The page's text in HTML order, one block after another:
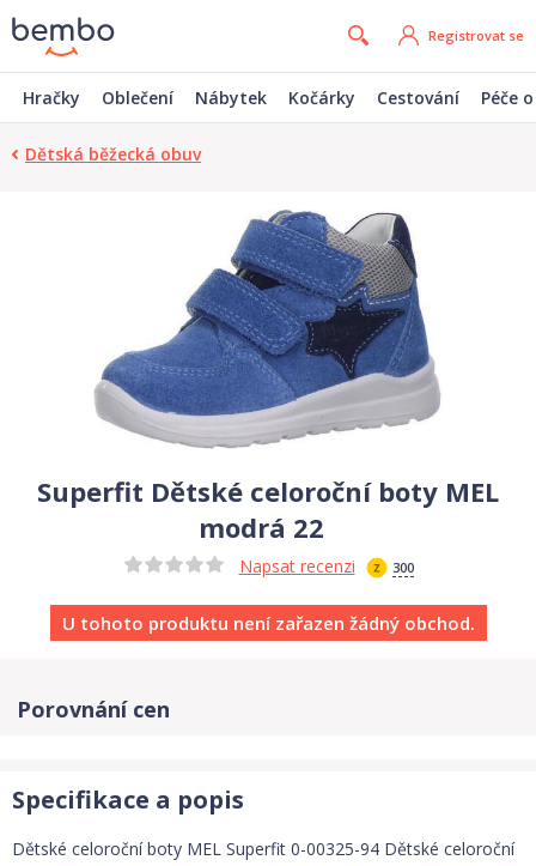
Registrovat se
Hračky Oblečení Nábytek Kočárky Cestování Péče
Dětská běžecká obuv
Superfit Dětské celoroční boty MEL
modrá 22
Napsat recenzi 300
U tohoto produktu není zařazen žádný obchod.
Porovnání cen
Specifikace a popis
Dětské celoroční boty MEL Superfit 0-00325-94 Dětské celoroční